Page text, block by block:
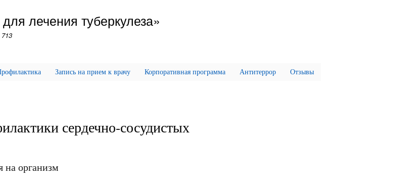
к
основному
лечения туберкулеза»
Запись на прием к врачу Корпоративная программа Антитеррор
Отзывы
сердечно-сосудистых
на организм